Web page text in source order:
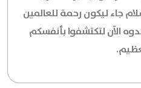
جاء ليكون رحمة للعالمين
الآن لتكتشفوا بأنفسكم